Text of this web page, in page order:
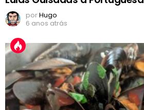
porHugo
6 anos atrás